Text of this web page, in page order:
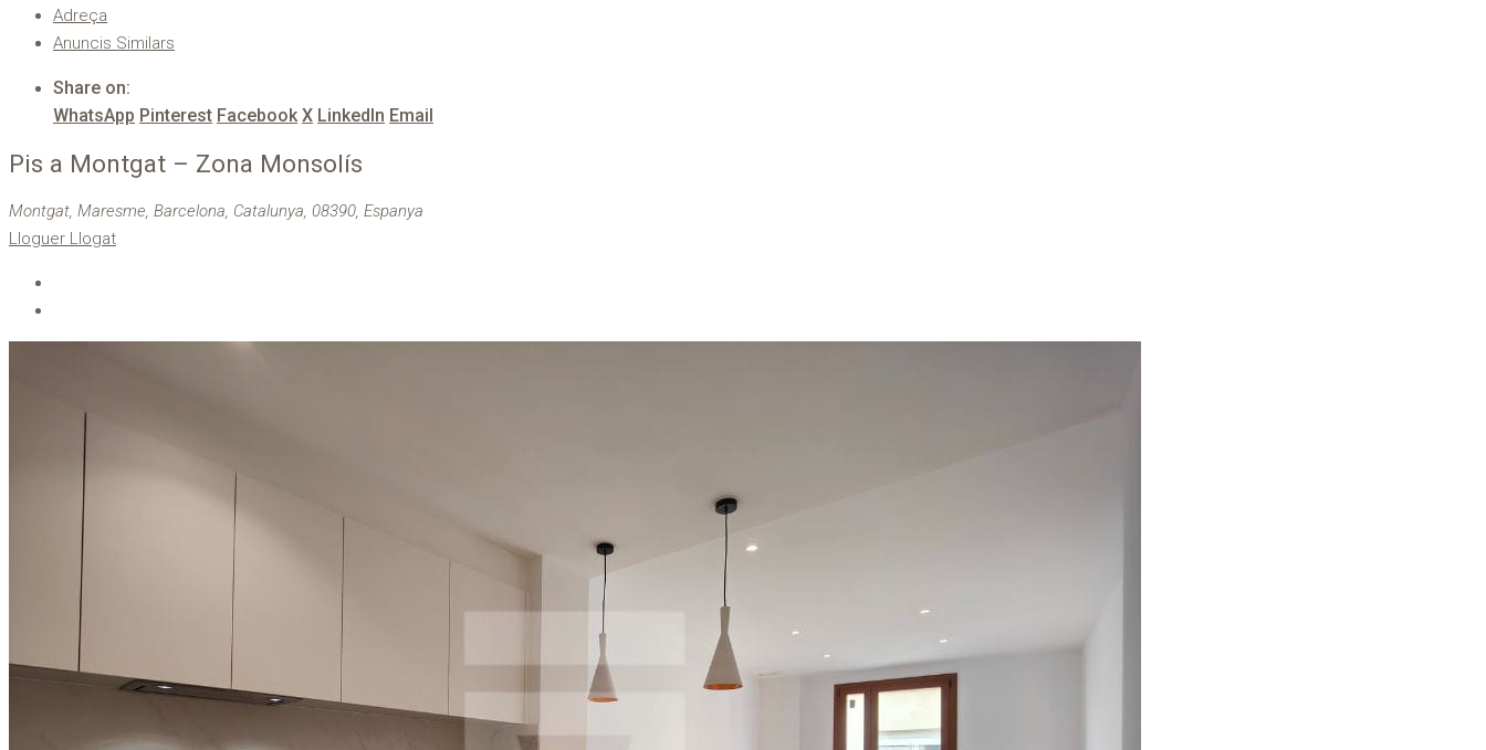
Adreça
Anuncis Similars
Share on:
WhatsApp Pinterest Facebook X LinkedIn Email
Pis a Montgat – Zona Monsolís
Montgat, Maresme, Barcelona, Catalunya, 08390, Espanya
Lloguer Llogat